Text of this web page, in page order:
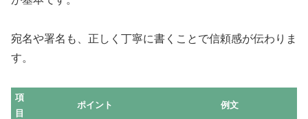
宛名や署名も、正しく丁寧に書くことで信頼感が伝わりま
す。
項
目
ポイント 例文